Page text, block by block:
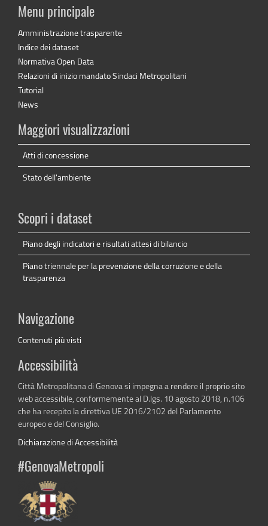
Menu principale
Amministrazione trasparente
Indice dei dataset
Normativa Open Data
Relazioni di inizio mandato Sindaci Metropolitani
Tutorial
News
Maggiori visualizzazioni
Atti di concessione
Stato dell'ambiente
Scopri i dataset
Piano degli indicatori e risultati attesi di bilancio
Piano triennale per la prevenzione della corruzione e della
trasparenza
Navigazione
Contenuti più visti
Accessibilità
Città Metropolitana di Genova si impegna a rendere il proprio sito
web accessibile, conformemente al D.lgs. 10 agosto 2018, n.106
che ha recepito la direttiva UE 2016/2102 del Parlamento
europeo e del Consiglio.
Dichiarazione di Accessibilità
#GenovaMetropoli